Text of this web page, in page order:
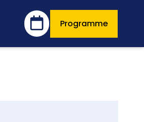
Programme